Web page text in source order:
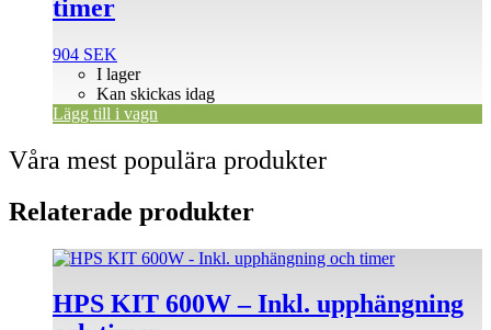
timer
904 SEK
I lager
Kan skickas idag
Lägg till i vagn
Våra mest populära produkter
Relaterade produkter
HPS KIT 600W – Inkl. upphängning